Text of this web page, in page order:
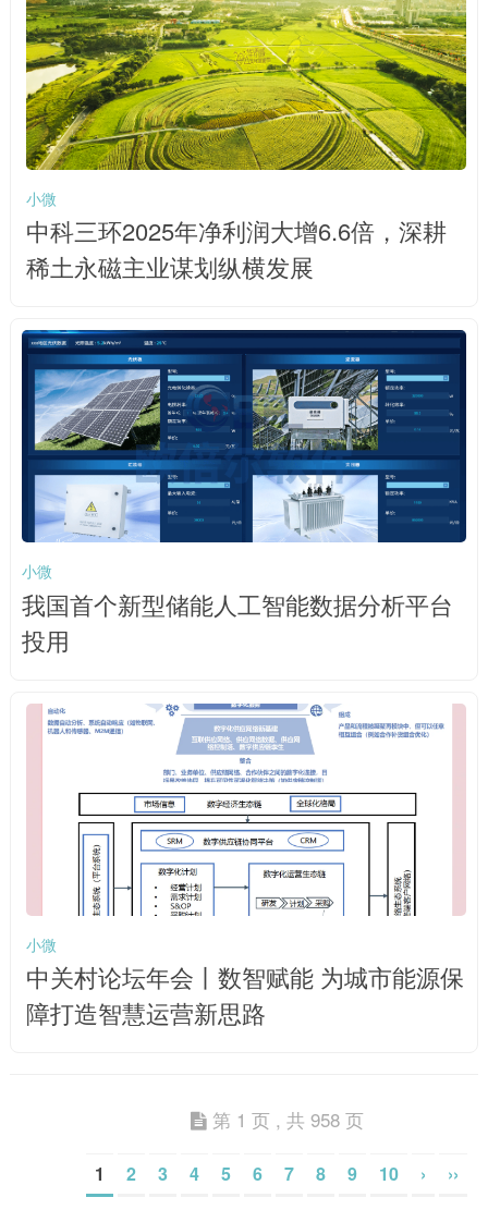
小微
中科三环2025年净利润大增6.6倍，深耕
稀土永磁主业谋划纵横发展
小微
我国首个新型储能人工智能数据分析平台
投用
小微
中关村论坛年会丨数智赋能 为城市能源保
障打造智慧运营新思路
第 1 页 , 共 958 页
1 2 3 4 5 6 7 8 9 10 › ››